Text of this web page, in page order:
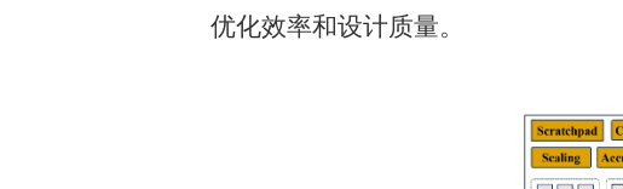
优化效率和设计质量。